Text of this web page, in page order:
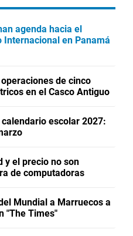
agenda hacia el
Internacional en Panamá
de cinco
en el Casco Antiguo
escolar 2027:
y el precio no son
de computadoras
Mundial a Marruecos a
"The Times"